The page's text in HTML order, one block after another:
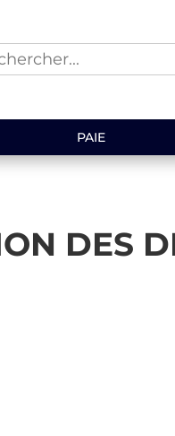
PAIE
DES